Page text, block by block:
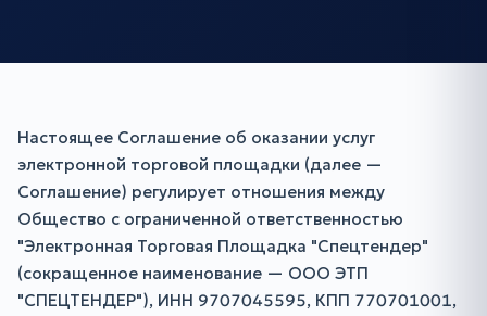
Настоящее Соглашение об оказании услуг
электронной торговой площадки (далее —
Соглашение) регулирует отношения между
Общество с ограниченной ответственностью
"Электронная Торговая Площадка "Спецтендер"
(сокращенное наименование — ООО ЭТП
"СПЕЦТЕНДЕР"), ИНН 9707045595, КПП 770701001,